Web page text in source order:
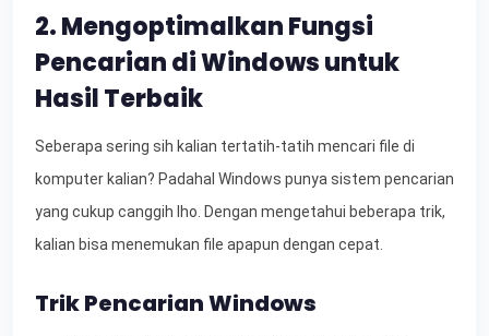
2. Mengoptimalkan Fungsi
Pencarian di Windows untuk
Hasil Terbaik
Seberapa sering sih kalian tertatih-tatih mencari file di
komputer kalian? Padahal Windows punya sistem pencarian
yang cukup canggih lho. Dengan mengetahui beberapa trik,
kalian bisa menemukan file apapun dengan cepat.
Trik Pencarian Windows